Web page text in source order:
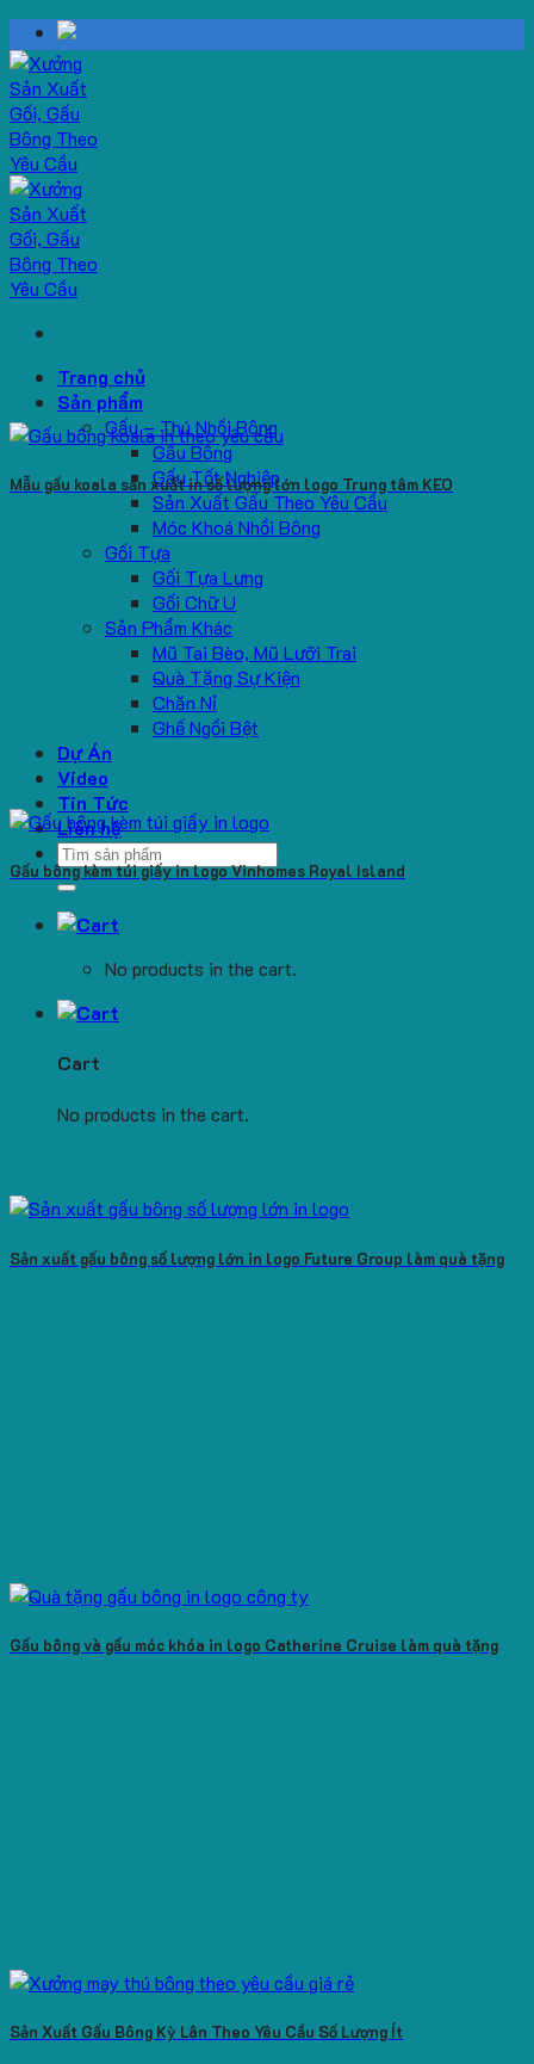
Skip
to
content
Trang chủ
Sản phẩm
Gấu – Thú Nhồi Bông
Gấu Bông
Gấu Tốt Nghiệp
Sản Xuất Gấu Theo Yêu Cầu
Móc Khoá Nhồi Bông
Gối Tựa
Gối Tựa Lưng
Gối Chữ U
Sản Phẩm Khác
Mũ Tai Bèo, Mũ Lưỡi Trai
Quà Tặng Sự Kiện
Chăn Nỉ
Ghế Ngồi Bệt
Dự Án
Video
Tin Tức
Liên hệ
Search
for:
No products in the cart.
Cart
No products in the cart.
Mẫu gấu koala sản xuất in số lượng lớn logo Trung tâm KEO
Gấu bông kèm túi giấy in logo Vinhomes Royal Island
Sản xuất gấu bông số lượng lớn in logo Future Group làm quà tặng
Gấu bông và gấu móc khóa in logo Catherine Cruise làm quà tặng
Sản Xuất Gấu Bông Kỳ Lân Theo Yêu Cầu Số Lượng Ít